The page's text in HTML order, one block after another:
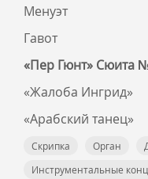
Менуэт
Гавот
«Пер Гюнт» Сюита
«Жалоба Ингрид»
«Арабский танец»
Скрипка Орган
Инструментальные